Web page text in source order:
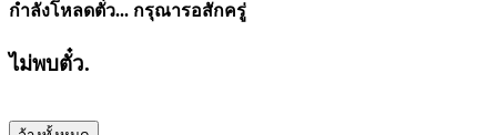
กำลังโหลดตั๋ว... กรุณารอสักครู่
ไม่พบตั๋ว.